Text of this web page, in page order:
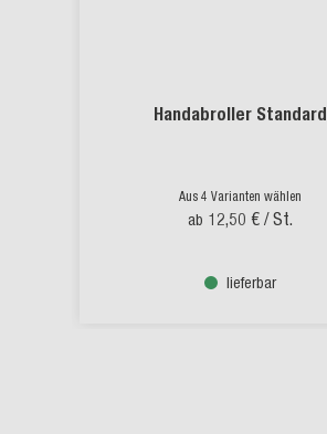
Handabroller Standard
Aus 4 Varianten wählen
ab 12,50 € / St.
lieferbar